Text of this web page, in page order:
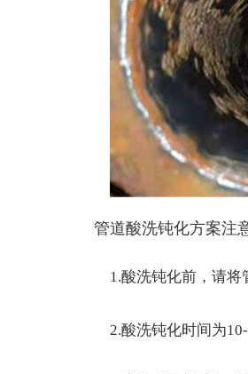
管道酸洗钝化方案注
1.酸洗钝化前，请
2.酸洗钝化时间为10-